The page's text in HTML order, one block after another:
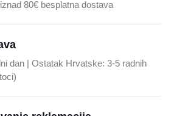
80€ besplatna dostava
dan | Ostatak Hrvatske: 3-5 radnih